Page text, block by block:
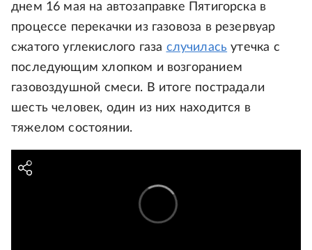
днем 16 мая на автозаправке Пятигорска в
процессе перекачки из газовоза в резервуар
сжатого углекислого газа случилась утечка с
последующим хлопком и возгоранием
газовоздушной смеси. В итоге пострадали
шесть человек, один из них находится в
тяжелом состоянии.